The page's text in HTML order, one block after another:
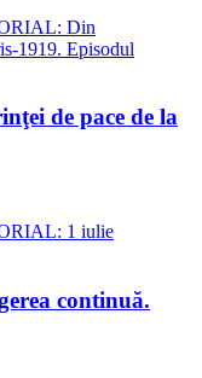
de pace de la
continuă.